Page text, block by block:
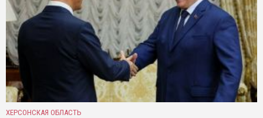
ХЕРСОНСКАЯ ОБЛАСТЬ